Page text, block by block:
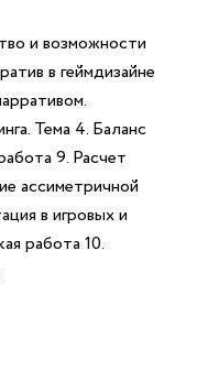
и возможности
в геймдизайне
Тема 4. Баланс
9. Расчет
ассиметричной
в игровых и
работа 10.